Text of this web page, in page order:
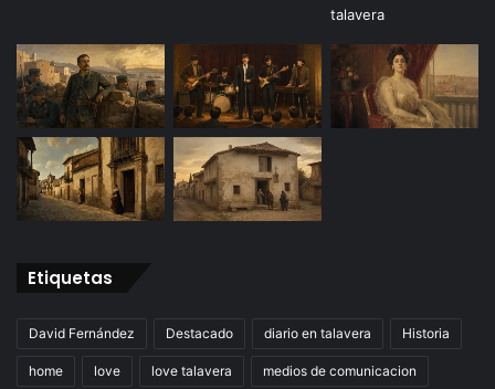
Etiquetas
David Fernández Destacado diario en talavera Historia
home love love talavera medios de comunicacion